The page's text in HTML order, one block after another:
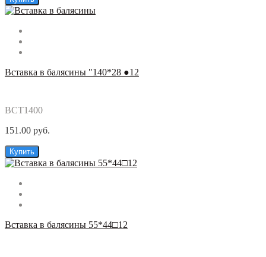
Вставка в балясины "140*28 ●12
ВСТ1400
151.00 руб.
Купить
Вставка в балясины 55*44□12